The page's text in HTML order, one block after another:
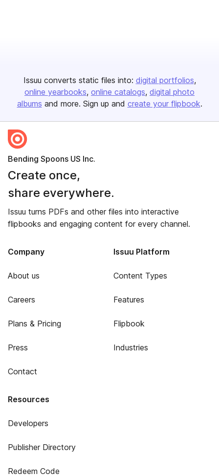
Issuu converts static files into: digital portfolios
online yearbooks online catalogs digital photo
albums and more. Sign up and create your flipbook.
Bending Spoons US Inc.
Create once,
share everywhere.
Issuu turns PDFs and other files into interactive
flipbooks and engaging content for every channel.
Company
About us
Careers
Plans & Pricing
Press
Contact
Issuu Platform
Content Types
Features
Flipbook
Industries
Resources
Developers
Publisher Directory
Redeem Code